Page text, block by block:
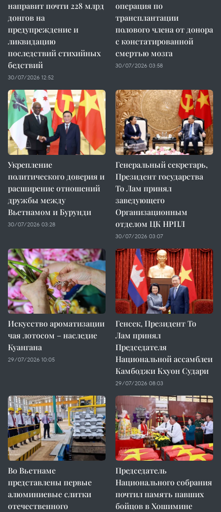
направит почти 228 млрд
донгов на
предупреждение и
ликвидацию
последствий стихийных
бедствий
30/07/2026 12:52
операция по
трансплантации
полового члена от донора
с констатированной
смертью мозга
30/07/2026 03:58
Укрепление
политического доверия и
расширение отношений
дружбы между
Вьетнамом и Бурунди
30/07/2026 03:28
Генеральный секретарь,
Президент государства
То Лам принял
заведующего
Организационным
отделом ЦК НРПЛ
30/07/2026 03:07
Искусство ароматизации
чая лотосом – наследие
Куангана
29/07/2026 10:05
Генсек, Президент То
Лам принял
Председателя
Национальной ассамблеи
Камбоджи Кхуон Судари
29/07/2026 08:03
Во Вьетнаме
представлены первые
алюминиевые слитки
отечественного
Председатель
Национального собрания
почтил память павших
бойцов в Хошимине